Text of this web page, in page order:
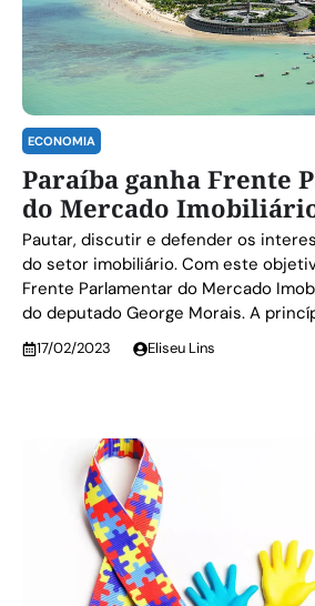
ECONOMIA
Paraíba ganha Frente
do Mercado
Pautar, discutir e defender os
do setor imobiliário. Com este
Frente Parlamentar do Mercado
do deputado George Morais. A
17/02/2023 Eliseu Lins